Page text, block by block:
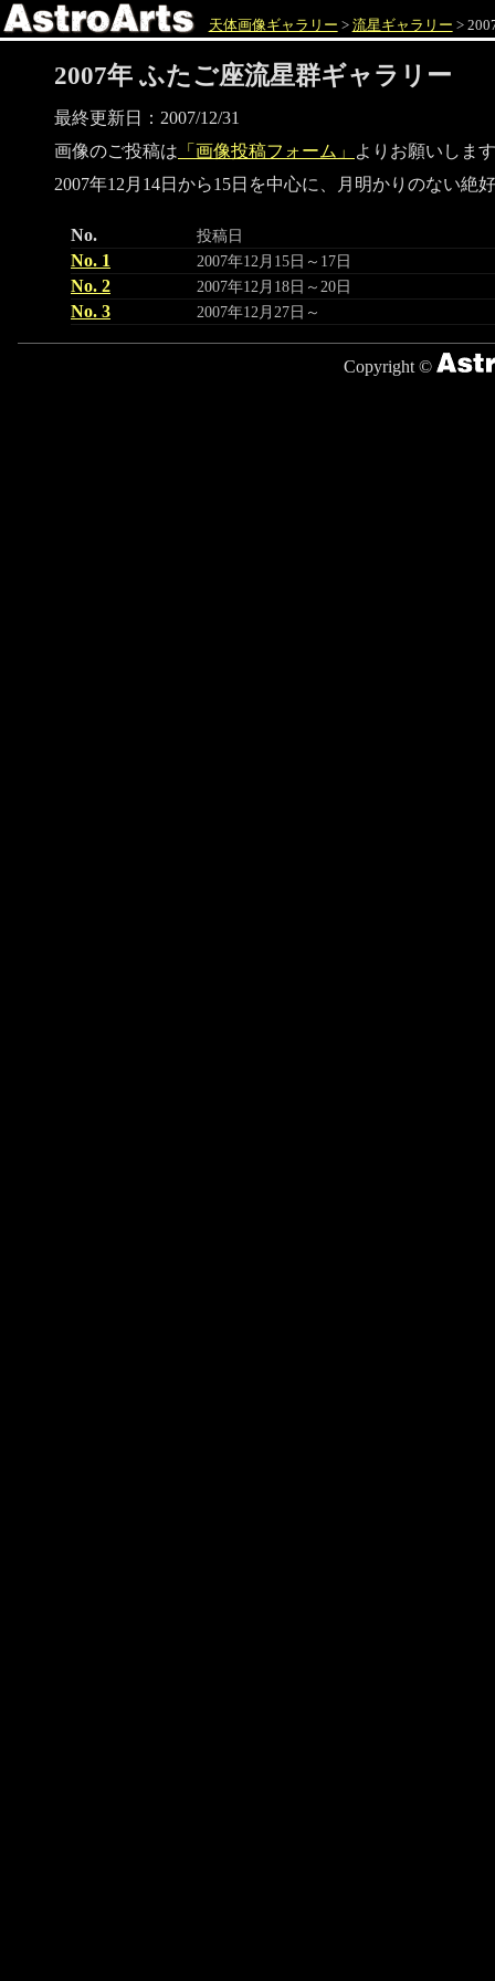
天体画像ギャラリー > 流星ギャラリー >
2007年 ふたご座流星群ギャラリー
最終更新日：2007/12/31
画像のご投稿は 「画像投稿フォーム」
よりお願いしま
2007年12月14日から15日を中心に、月明かりのない
No. 投稿日
No. 1 2007年12月15日～17日
No. 2 2007年12月18日～20日
No. 3 2007年12月27日～
Copyright ©